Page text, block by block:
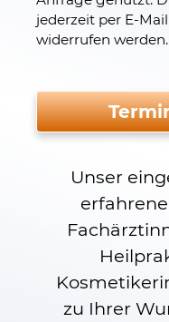
jederzeit per E-
widerrufen werden.
Unser
zu Ihrer